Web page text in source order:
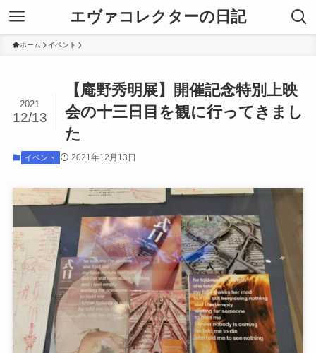
エヴァコレクターの日記
ホーム イベント
【庵野秀明展】開催記念特別上映
会の十三日目を観に行ってきまし
た
2021
12/13
イベント 2021年12月13日